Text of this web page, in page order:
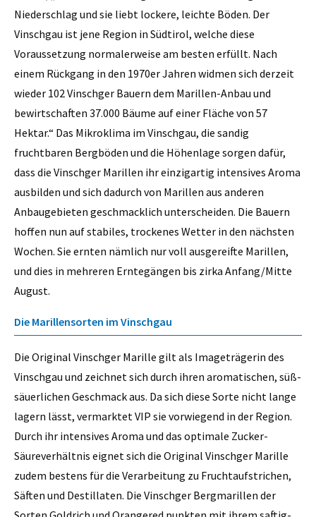
Niederschlag und sie liebt lockere, leichte Böden. Der
Vinschgau ist jene Region in Südtirol, welche diese
Voraussetzung normalerweise am besten erfüllt. Nach
einem Rückgang in den 1970er Jahren widmen sich derzeit
wieder 102 Vinschger Bauern dem Marillen-Anbau und
bewirtschaften 37.000 Bäume auf einer Fläche von 57
Hektar.“ Das Mikroklima im Vinschgau, die sandig
fruchtbaren Bergböden und die Höhenlage sorgen dafür,
dass die Vinschger Marillen ihr einzigartig intensives Aroma
ausbilden und sich dadurch von Marillen aus anderen
Anbaugebieten geschmacklich unterscheiden. Die Bauern
hoffen nun auf stabiles, trockenes Wetter in den nächsten
Wochen. Sie ernten nämlich nur voll ausgereifte Marillen,
und dies in mehreren Erntegängen bis zirka Anfang/Mitte
August.
Die Marillensorten im Vinschgau
Die Original Vinschger Marille gilt als Imageträgerin des
Vinschgau und zeichnet sich durch ihren aromatischen, süß-
säuerlichen Geschmack aus. Da sich diese Sorte nicht lange
lagern lässt, vermarktet VIP sie vorwiegend in der Region.
Durch ihr intensives Aroma und das optimale Zucker-
Säureverhältnis eignet sich die Original Vinschger Marille
zudem bestens für die Verarbeitung zu Fruchtaufstrichen,
Säften und Destillaten. Die Vinschger Bergmarillen der